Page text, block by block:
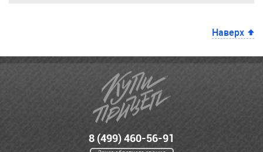
Наверх
8 (499) 460-56-91